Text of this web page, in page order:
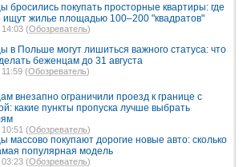
бросились покупать просторные квартиры: где
ищут жилье площадью 100–200 "квадратов"
(Обозреватель)
в Польше могут лишиться важного статуса: что
беженцам до 31 августа
(Обозреватель)
внезапно ограничили проезд к границе с
какие пункты пропуска лучше выбрать
(Обозреватель)
массово покупают дорогие новые авто: сколько
популярная модель
(Обозреватель)